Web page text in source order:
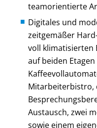
teamorientierte
Digitales und
zeitgemäßer
voll klimatisierten
auf beiden
Mitarbeiterbistro,
Austausch, zwei
sowie einem